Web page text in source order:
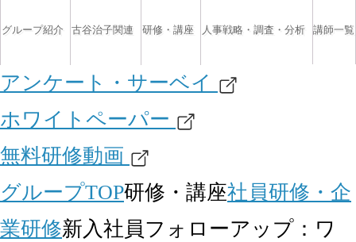
グループ紹介 古谷治子関連 研修・講座 人事戦略・調査・分析 講師一覧
アンケート・サーベイ
ホワイトペーパー
無料研修動画
グループTOP研修・講座社員研修・企
業研修新入社員フォローアップ：ワ